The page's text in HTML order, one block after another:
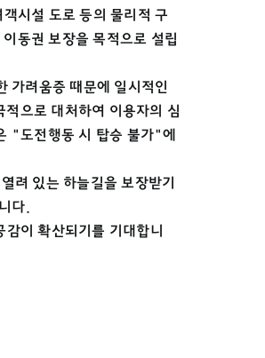
시설 도로 등의 물리적 구
동권 보장을 목적으로 설립
가려움증 때문에 일시적인
으로 대처하여 이용자의 심
"도전행동 시 탑승 불가"에
려 있는 하늘길을 보장받기
다.
이 확산되기를 기대합니